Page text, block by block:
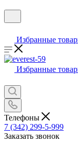
Избранные
Избранные
Телефоны
7 (342) 299-5-999
Заказать звонок